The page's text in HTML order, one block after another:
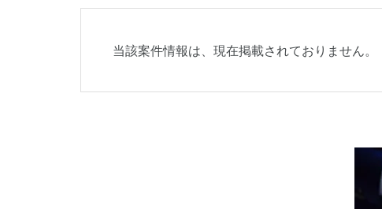
当該案件情報は、現在掲載されておりません。